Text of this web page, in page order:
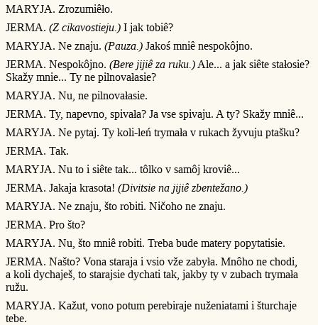
MARYJA. Zrozumiêło.
JERMA. (Z cikavostieju.) I jak tobiê?
MARYJA. Ne znaju. (Pauza.) Jakoś mniê nespokôjno.
JERMA. Nespokôjno. (Bere jijiê za ruku.) Ale... a jak siête stałosie?
Skažy mnie... Ty ne pilnovałasie?
MARYJA. Nu, ne pilnovałasie.
JERMA. Ty, napevno, spivała? Ja vse spivaju. A ty? Skažy mniê...
MARYJA. Ne pytaj. Ty koli-leń trymała v rukach žyvuju ptašku?
JERMA. Tak.
MARYJA. Nu to i siête tak... tôlko v samôj kroviê...
JERMA. Jakaja krasota! (Divitsie na jijiê zbentežano.)
MARYJA. Ne znaju, što robiti. Ničoho ne znaju.
JERMA. Pro što?
MARYJA. Nu, što mniê robiti. Treba bude matery popytatisie.
JERMA. Našto? Vona staraja i vsio vže zabyła. Mnôho ne chodi,
a koli dychaješ, to starajsie dychati tak, jakby ty v zubach trymała
ružu.
MARYJA. Kažut, vono potum perebiraje nuženiatami i šturchaje
tebe.